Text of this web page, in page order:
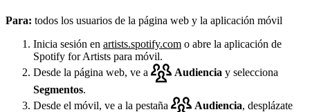
Para: todos los usuarios de la página web y la aplicación móvil
Inicia sesión en artists.spotify.com o abre la aplicación de
Spotify for Artists para móvil.
Desde la página web, ve a
Audiencia y selecciona
Segmentos.
Desde el móvil, ve a la pestaña
Audiencia, desplázate